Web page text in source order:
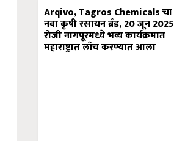
Arqivo, Tagros Chemicals चा
नवा कृषी रसायन ब्रँड, 20 जून 2025
रोजी नागपूरमध्ये भव्य कार्यक्रमात
महाराष्ट्रात लाँच करण्यात आला